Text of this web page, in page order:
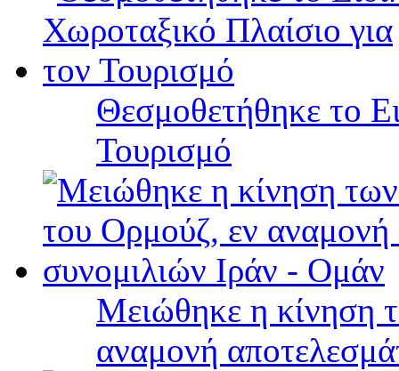
Θεσμοθετήθηκε το
Τουρισμό
Μειώθηκε η κίνηση
αναμονή